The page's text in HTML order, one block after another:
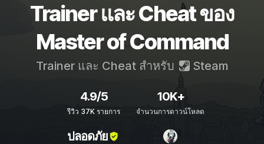
Trainer และ Cheat ของ
Master of Command
Trainer และ Cheat สำหรับ Steam
4.9/5
รีวิว 37K รายการ
10K+
จำนวนการดาวน์โหลด
ปลอดภัย